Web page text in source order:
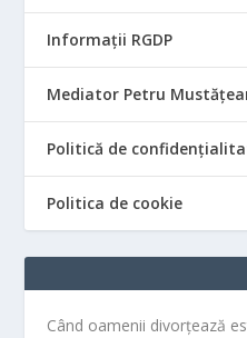
Informații RGDP
Mediator Petru
Politică de
Politica de cookie
Când oamenii divorțează